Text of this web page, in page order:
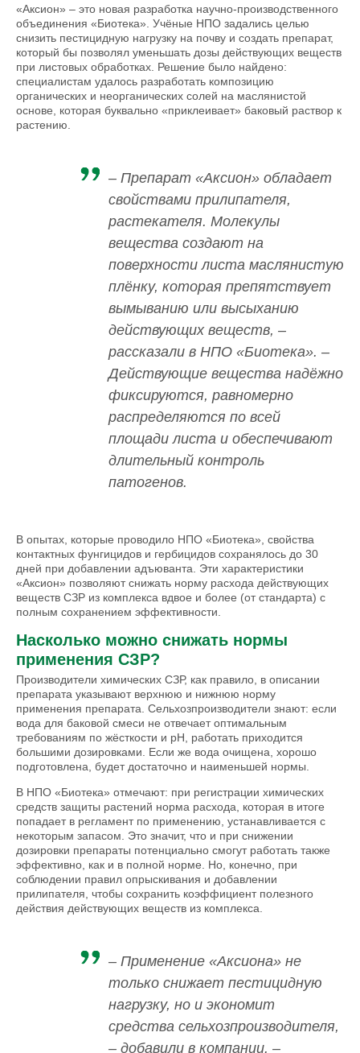
«Аксион» – это новая разработка научно-производственного
объединения «Биотека». Учёные НПО задались целью
снизить пестицидную нагрузку на почву и создать препарат,
который бы позволял уменьшать дозы действующих веществ
при листовых обработках. Решение было найдено:
специалистам удалось разработать композицию
органических и неорганических солей на маслянистой
основе, которая буквально «приклеивает» баковый раствор к
растению.
– Препарат «Аксион» обладает
свойствами прилипателя,
растекателя. Молекулы
вещества создают на
поверхности листа маслянистую
плёнку, которая препятствует
вымыванию или высыханию
действующих веществ, –
рассказали в НПО «Биотека». –
Действующие вещества надёжно
фиксируются, равномерно
распределяются по всей
площади листа и обеспечивают
длительный контроль
патогенов.
В опытах, которые проводило НПО «Биотека», свойства
контактных фунгицидов и гербицидов сохранялось до 30
дней при добавлении адъюванта. Эти характеристики
«Аксион» позволяют снижать норму расхода действующих
веществ СЗР из комплекса вдвое и более (от стандарта) с
полным сохранением эффективности.
Насколько можно снижать нормы
применения СЗР?
Производители химических СЗР, как правило, в описании
препарата указывают верхнюю и нижнюю норму
применения препарата. Сельхозпроизводители знают: если
вода для баковой смеси не отвечает оптимальным
требованиям по жёсткости и рН, работать приходится
большими дозировками. Если же вода очищена, хорошо
подготовлена, будет достаточно и наименьшей нормы.
В НПО «Биотека» отмечают: при регистрации химических
средств защиты растений норма расхода, которая в итоге
попадает в регламент по применению, устанавливается с
некоторым запасом. Это значит, что и при снижении
дозировки препараты потенциально смогут работать также
эффективно, как и в полной норме. Но, конечно, при
соблюдении правил опрыскивания и добавлении
прилипателя, чтобы сохранить коэффициент полезного
действия действующих веществ из комплекса.
– Применение «Аксиона» не
только снижает пестицидную
нагрузку, но и экономит
средства сельхозпроизводителя,
– добавили в компании. –